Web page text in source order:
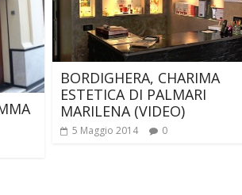
BORDIGHERA, CHARIMA
ESTETICA DI PALMARI
MARILENA (VIDEO)
5 Maggio 2014 0